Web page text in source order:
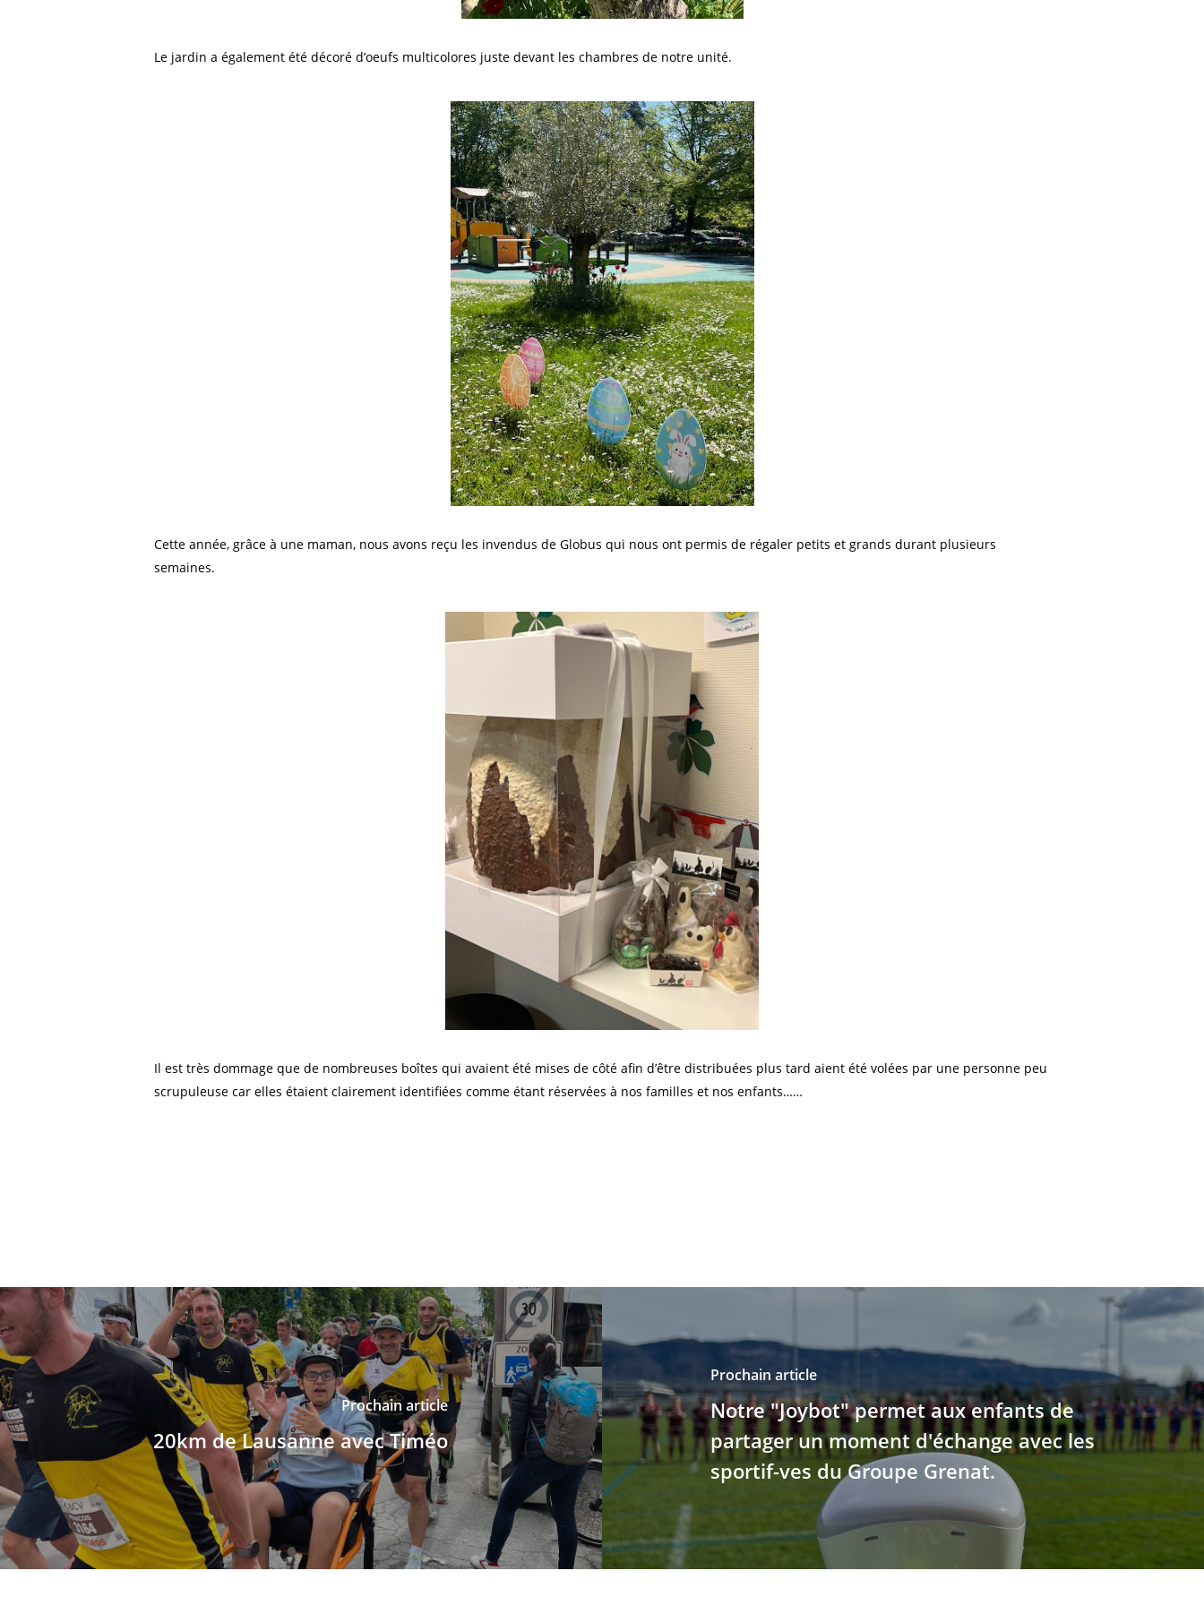
Le jardin a également été décoré d’oeufs multicolores juste devant les chambres de notre unité.
Cette année, grâce à une maman, nous avons reçu les invendus de Globus qui nous ont permis de régaler petits et grands durant plusieurs
semaines.
Il est très dommage que de nombreuses boîtes qui avaient été mises de côté afin d’être distribuées plus tard aient été volées par une personne peu
scrupuleuse car elles étaient clairement identifiées comme étant réservées à nos familles et nos enfants……
Prochain article
20km de Lausanne avec Timéo
Prochain article
Notre "Joybot" permet aux enfants de
partager un moment d'échange avec les
sportif-ves du Groupe Grenat.